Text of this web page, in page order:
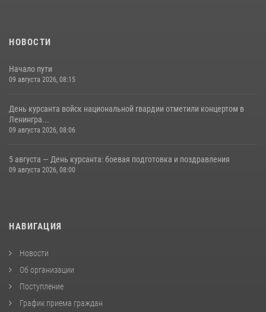
НОВОСТИ
Начало пути
09 августа 2026, 08:15
День курсанта войск национальной гвардии отметили концертом в
Ленингра...
09 августа 2026, 08:06
5 августа — День курсанта: боевая подготовка и поздравления
09 августа 2026, 08:00
НАВИГАЦИЯ
Новости
Об организации
Поступление
График приема граждан